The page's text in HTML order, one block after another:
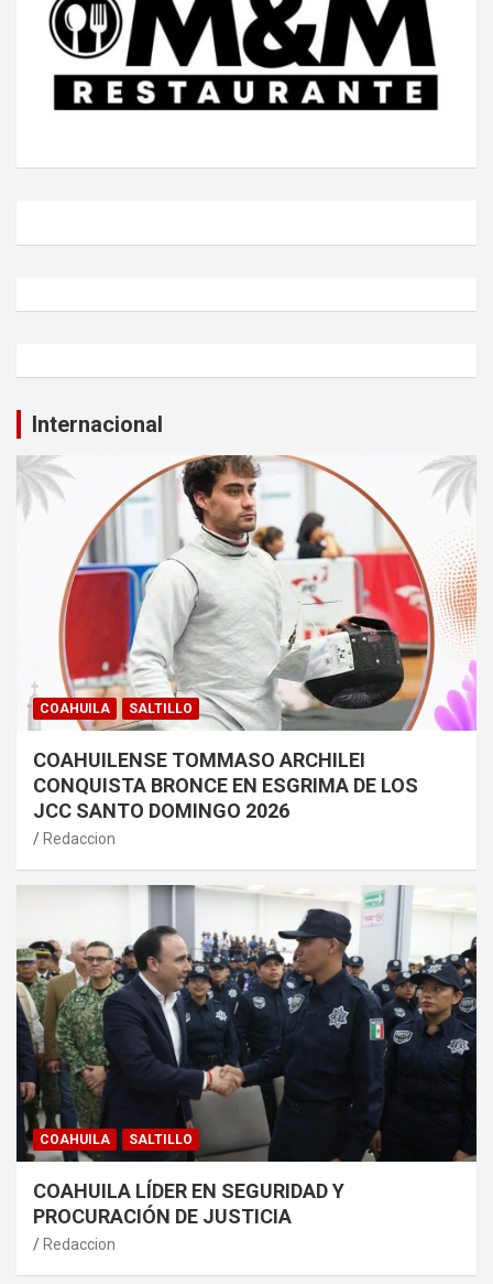
Internacional
COAHUILA SALTILLO
COAHUILENSE TOMMASO ARCHILEI
CONQUISTA BRONCE EN ESGRIMA DE LOS
JCC SANTO DOMINGO 2026
Redaccion
COAHUILA SALTILLO
COAHUILA LÍDER EN SEGURIDAD Y
PROCURACIÓN DE JUSTICIA
Redaccion